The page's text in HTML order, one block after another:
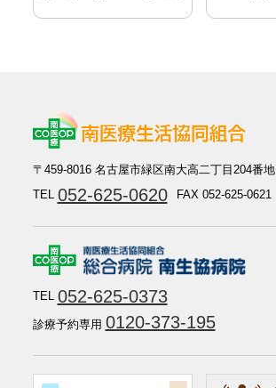
〒459-8016 名古屋市緑区南大高二丁目204番地
TEL 052-625-0620 FAX 052-625-0621
TEL 052-625-0373
診療予約専用 0120-373-195